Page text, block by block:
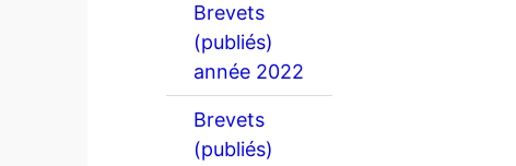
Brevets
(publiés)
année 2022
Brevets
(publiés)